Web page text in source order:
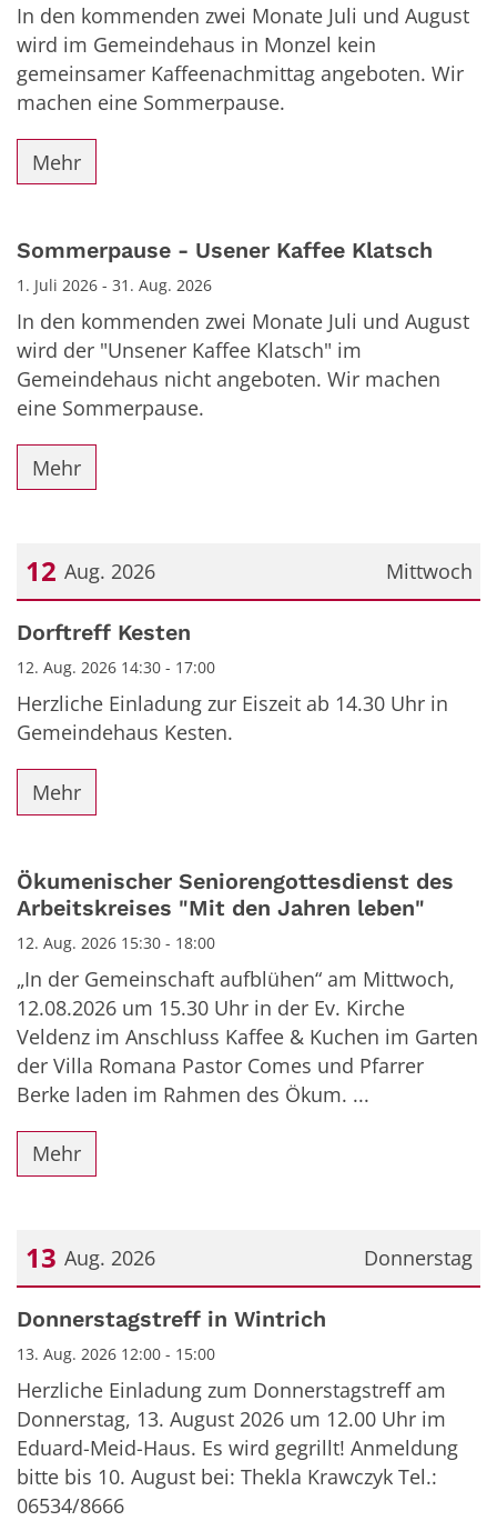
In den kommenden zwei Monate Juli und August
wird im Gemeindehaus in Monzel kein
gemeinsamer Kaffeenachmittag angeboten. Wir
machen eine Sommerpause.
Mehr
Sommerpause - Usener Kaffee Klatsch
1. Juli 2026 - 31. Aug. 2026
In den kommenden zwei Monate Juli und August
wird der "Unsener Kaffee Klatsch" im
Gemeindehaus nicht angeboten. Wir machen
eine Sommerpause.
Mehr
Mittwoch
12 Aug. 2026
Datum: 12. August 2026
Dorftreff Kesten
12. Aug. 2026 14:30 - 17:00
Herzliche Einladung zur Eiszeit ab 14.30 Uhr in
Gemeindehaus Kesten.
Mehr
Ökumenischer Seniorengottesdienst des
Arbeitskreises "Mit den Jahren leben"
12. Aug. 2026 15:30 - 18:00
„In der Gemeinschaft aufblühen“ am Mittwoch,
12.08.2026 um 15.30 Uhr in der Ev. Kirche
Veldenz im Anschluss Kaffee & Kuchen im Garten
der Villa Romana Pastor Comes und Pfarrer
Berke laden im Rahmen des Ökum. ...
Mehr
Donnerstag
13 Aug. 2026
Datum: 13. August 2026
Donnerstagstreff in Wintrich
13. Aug. 2026 12:00 - 15:00
Herzliche Einladung zum Donnerstagstreff am
Donnerstag, 13. August 2026 um 12.00 Uhr im
Eduard-Meid-Haus. Es wird gegrillt! Anmeldung
bitte bis 10. August bei: Thekla Krawczyk Tel.:
06534/8666